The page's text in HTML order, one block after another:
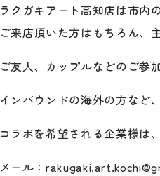
ラクガキアート高知店は市内
ご来店頂いた方はもちろん、
ご友人、カップルなどのご参
インバウンドの海外の方など
コラボを希望される企業様は
メール：